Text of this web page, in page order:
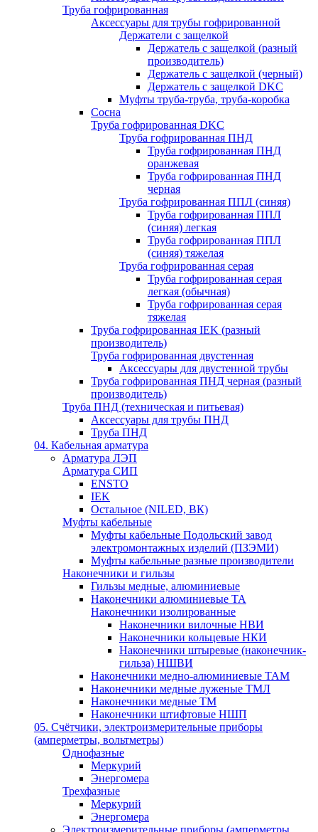
Труба гофрированная
Аксессуары для трубы гофрированной
Держатели с защелкой
Держатель с защелкой (разный
производитель)
Держатель с защелкой (черный)
Держатель с защелкой DKC
Муфты труба-труба, труба-коробка
Сосна
Труба гофрированная DKC
Труба гофрированная ПНД
Труба гофрированная ПНД
оранжевая
Труба гофрированная ПНД
черная
Труба гофрированная ППЛ (синяя)
Труба гофрированная ППЛ
(синяя) легкая
Труба гофрированная ППЛ
(синяя) тяжелая
Труба гофрированная серая
Труба гофрированная серая
легкая (обычная)
Труба гофрированная серая
тяжелая
Труба гофрированная IEK (разный
производитель)
Труба гофрированная двустенная
Аксессуары для двустенной трубы
Труба гофрированная ПНД черная (разный
производитель)
Труба ПНД (техническая и питьевая)
Аксессуары для трубы ПНД
Труба ПНД
04. Кабельная арматура
Арматура ЛЭП
Арматура СИП
ENSTO
IEK
Остальное (NILED, ВК)
Муфты кабельные
Муфты кабельные Подольский завод
электромонтажных изделий (ПЗЭМИ)
Муфты кабельные разные производители
Наконечники и гильзы
Гильзы медные, алюминиевые
Наконечники алюминиевые ТА
Наконечники изолированные
Наконечники вилочные НВИ
Наконечники кольцевые НКИ
Наконечники штыревые (наконечник-
гильза) НШВИ
Наконечники медно-алюминиевые ТАМ
Наконечники медные луженые ТМЛ
Наконечники медные ТМ
Наконечники штифтовые НШП
05. Счётчики, электроизмерительные приборы
(амперметры, вольтметры)
Однофазные
Меркурий
Энергомера
Трехфазные
Меркурий
Энергомера
Электроизмерительные приборы (амперметры,